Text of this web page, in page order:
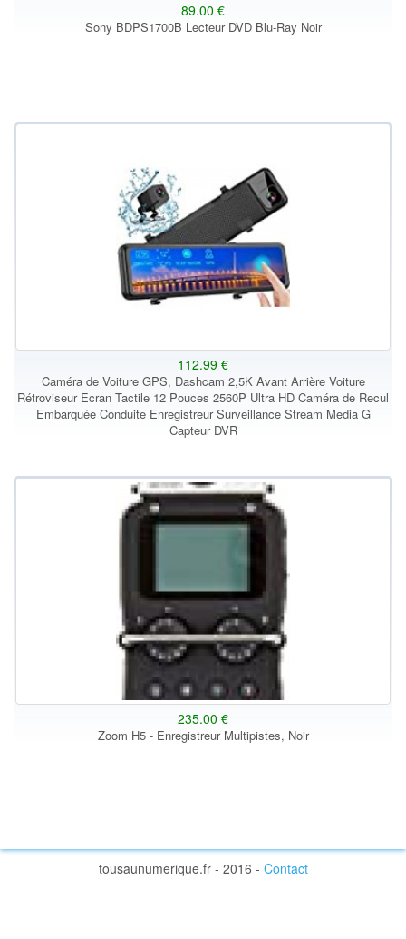
89.00 €
Sony BDPS1700B Lecteur DVD Blu-Ray Noir
112.99 €
Caméra de Voiture GPS, Dashcam 2,5K Avant Arrière Voiture
Rétroviseur Ecran Tactile 12 Pouces 2560P Ultra HD Caméra de Recul
Embarquée Conduite Enregistreur Surveillance Stream Media G
Capteur DVR
235.00 €
Zoom H5 - Enregistreur Multipistes, Noir
tousaunumerique.fr - 2016 - Contact